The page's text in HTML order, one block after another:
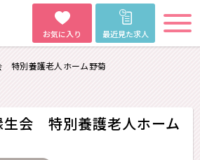
お気に入り 最近見た求人
特別養護老人ホーム野菊
生会 特別養護老人ホーム